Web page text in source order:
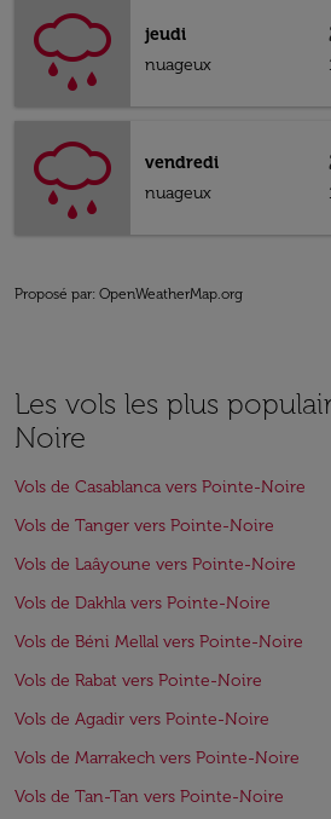
jeudi
nuageux
vendredi
nuageux
Proposé par: OpenWeatherMap.org
Les vols les plus
Noire
Vols de Casablanca vers Pointe-Noire
Vols de Tanger vers Pointe-Noire
Vols de Laâyoune vers Pointe-Noire
Vols de Dakhla vers Pointe-Noire
Vols de Béni Mellal vers Pointe-Noire
Vols de Rabat vers Pointe-Noire
Vols de Agadir vers Pointe-Noire
Vols de Marrakech vers Pointe-Noire
Vols de Tan-Tan vers Pointe-Noire